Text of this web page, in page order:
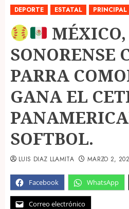
DEPORTE ESTATAL PRINCIPAL
SONORENSE
PARRA
GANA EL
SOFTBOL.
Facebook WhatsApp
Correo electrónico
LUIS DIAZ LLAMITA MARZO 2,